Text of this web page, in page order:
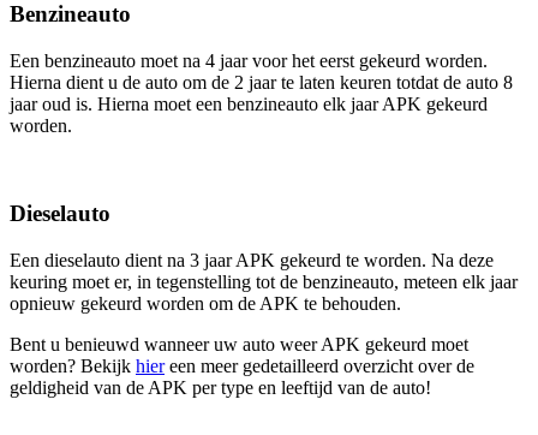
Benzineauto
Een benzineauto moet na 4 jaar voor het eerst gekeurd worden.
Hierna dient u de auto om de 2 jaar te laten keuren totdat de auto 8
jaar oud is. Hierna moet een benzineauto elk jaar APK gekeurd
worden.
Dieselauto
Een dieselauto dient na 3 jaar APK gekeurd te worden. Na deze
keuring moet er, in tegenstelling tot de benzineauto, meteen elk jaar
opnieuw gekeurd worden om de APK te behouden.
Bent u benieuwd wanneer uw auto weer APK gekeurd moet
worden? Bekijk hiereen meer gedetailleerd overzicht over de
geldigheid van de APK per type en leeftijd van de auto!